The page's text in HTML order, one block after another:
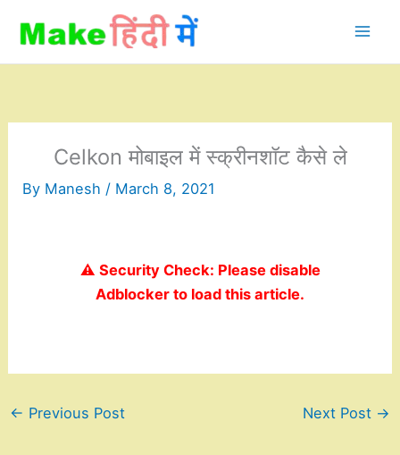
content
Celkon मोबाइल में स्क्रीनशॉट कैसे ले
By Manesh / March 8, 2021
⚠️ Security Check: Please disable
Adblocker to load this article.
← Previous Post Next Post →